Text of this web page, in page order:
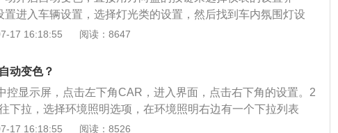
、宽度为1850mm、高度为1470mm，轴距为2939mm。奔驰
版，是奔驰的进口车型。
置进入车辆设置，选择灯光类的设置，然后找到车内氛围灯设
17 16:18:55 阅读：8647
动变色？
控显示屏，点击左下角CAR，进入界面，点击右下角的设置。2
下拉，选择环境照明选项，在环境照明右边有一个下拉列表
择自动即可。
17 16:18:55 阅读：8526